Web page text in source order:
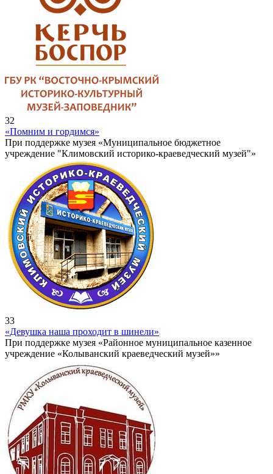
32
«Помним и гордимся»
При поддержке музея «Муниципальное бюджетное
учреждение "Климовский историко-краеведческий музей"»
33
«Девушка наша проходит в шинели»
При поддержке музея «Районное муниципальное казенное
учреждение «Колыванский краеведческий музей»»